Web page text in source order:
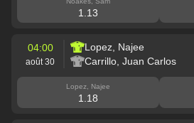
1.13
04:00
août 30
Lopez, Najee
Carrillo, Juan Carlos
Lopez, Najee
1.18